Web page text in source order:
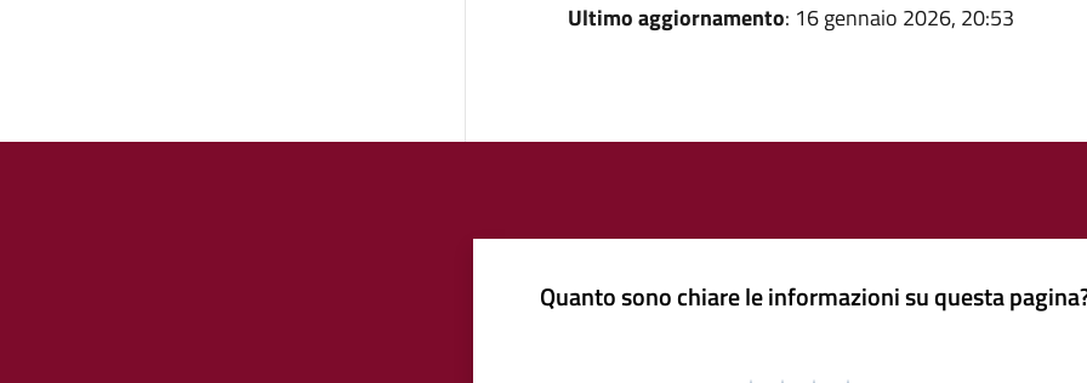
Ultimo aggiornamento: 16 gennaio 2026, 20:53
Quanto sono chiare le informazioni su questa